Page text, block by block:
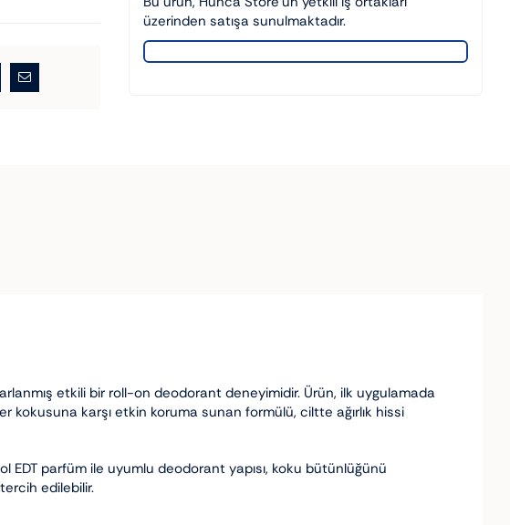
üzerinden satışa sunulmaktadır.
etkili bir roll-on deodorant deneyimidir. Ürün, ilk uygulamada
kokusuna karşı etkin koruma sunan formülü, ciltte ağırlık hissi
parfüm ile uyumlu deodorant yapısı, koku bütünlüğünü
edilebilir.